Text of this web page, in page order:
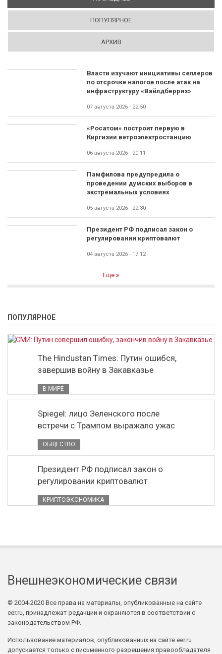
ПОПУЛЯРНОЕ
АРХИВ
Власти изучают инициативы селлеров
по отсрочке налогов после атак на
инфраструктуру «Вайлдберриз»
07 августа 2026 - 22:50
«Росатом» построит первую в
Киргизии ветроэлектростанцию
06 августа 2026 - 20:11
Памфилова предупредила о
проведении думских выборов в
экстремальных условиях
05 августа 2026 - 22:30
Президент РФ подписал закон о
регулировании криптовалют
04 августа 2026 - 17:12
Ещё
ПОПУЛЯРНОЕ
The Hindustan Times: Путин ошибся,
завершив войну в Закавказье
В МИРЕ
Spiegel: лицо Зеленского после
встречи с Трампом выражало ужас
ОБЩЕСТВО
Президент РФ подписал закон о
регулировании криптовалют
КРИПТОЭКОНОМИКА
Внешнеэкономические связи
© 2004-2020 Все права на материалы, опубликованные на сайте
eer.ru, принадлежат редакции и охраняются в соответствии с
законодательством РФ.
Использование материалов, опубликованных на сайте eer.ru
допускается только с письменного разрешения правообладателя